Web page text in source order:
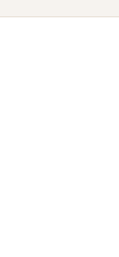
Okullarda yeni dönem: Yönetmelik